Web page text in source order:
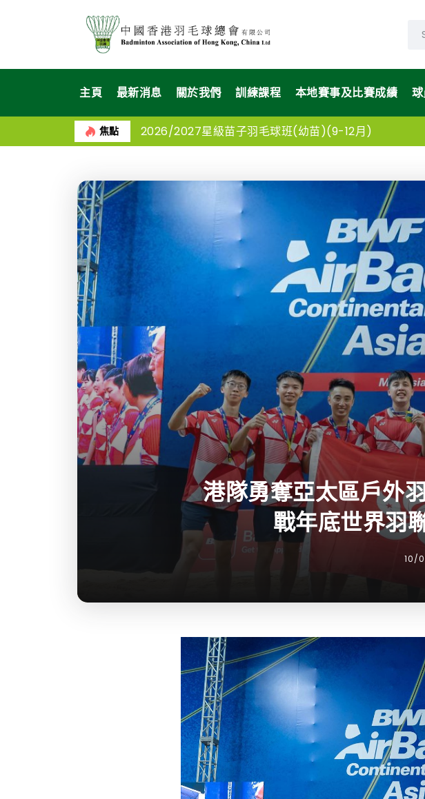
主頁 最新消息 關於我們 訓練課程 本地賽事及比賽成績
焦點 2026/2027星級苗子羽毛球班(幼苗)(9-12月)
2026第四十八屆會長盃全港羽毛球混合團體錦標賽-報名
港隊勇奪亞太區戶外
戰年底世界羽
10/